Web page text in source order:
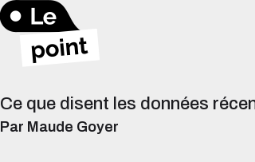
Ce que disent les données
Par Maude Goyer